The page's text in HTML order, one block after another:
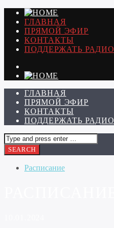
ГЛАВНАЯ
ПРЯМОЙ ЭФИР
КОНТАКТЫ
ПОДДЕРЖАТЬ РАДИО
ГЛАВНАЯ
ПРЯМОЙ ЭФИР
КОНТАКТЫ
ПОДДЕРЖАТЬ РАДИО
Расписание